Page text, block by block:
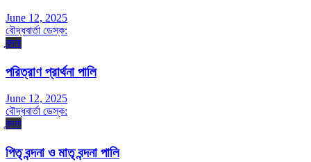
June 12, 2025
বৌদ্ধবার্তা ডেস্ক:
বন্দনা
পরিত্রাণ প্রার্থনা পালি
June 12, 2025
বৌদ্ধবার্তা ডেস্ক:
বন্দনা
পিতৃ বন্দনা ও মাতৃ বন্দনা পালি